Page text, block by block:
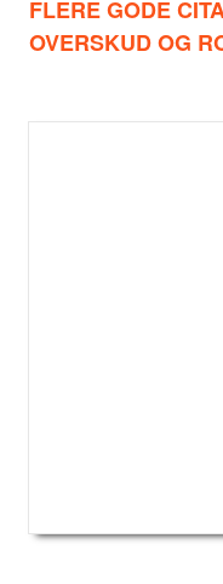
FLERE GODE
OVERSKUD OG